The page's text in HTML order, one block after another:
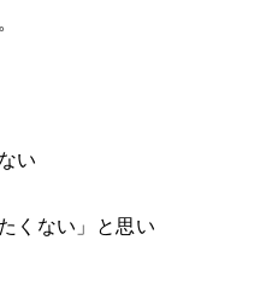
い
くない」と思い